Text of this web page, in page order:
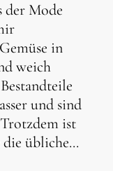
der Mode
in
weich
und sind
ist
übliche...